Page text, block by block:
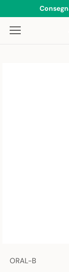
al
contenuto
ORAL-B